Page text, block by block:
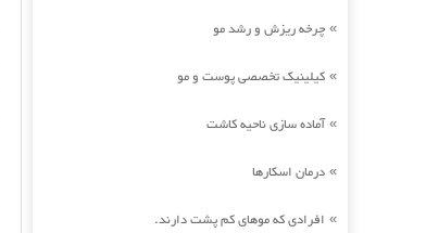
» چرخه ریزش و رشد مو
» کیلینیک تخصصی پوست و مو
»آماده سازی ناحیه کاشت
» درمان اسکارها
» افرادی که موهای کم پشت دارند.